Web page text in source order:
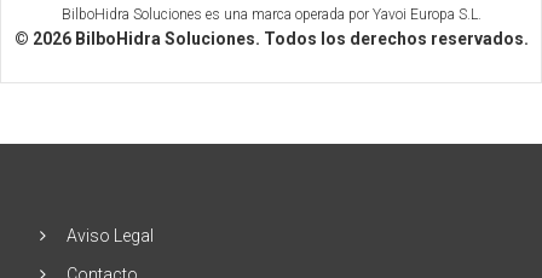
BilboHidra Soluciones es una marca operada por Yavoi Europa S.L.
© 2026 BilboHidra Soluciones. Todos los derechos reservados.
Aviso Legal